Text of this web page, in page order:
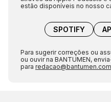
estão disponíveis no nosso
SPOTIFY
Para sugerir correções ou
ou ouvir na BANTUMEN,
para redacao@bantumen.com